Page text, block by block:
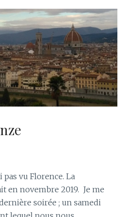
pas vu Florence. La
en novembre 2019. Je me
soirée ; un samedi